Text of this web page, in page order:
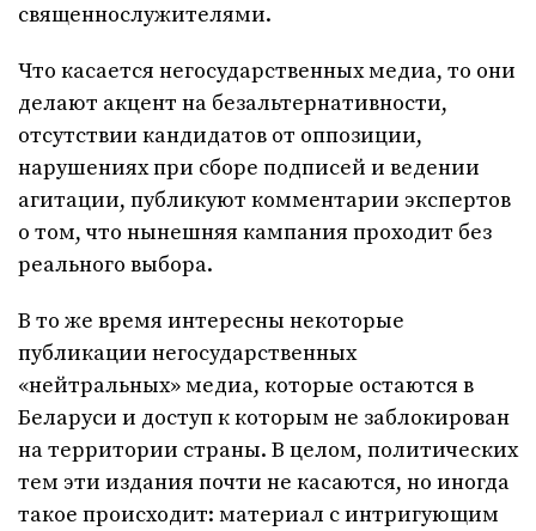
священнослужителями.
Что касается негосударственных медиа, то они
делают акцент на безальтернативности,
отсутствии кандидатов от оппозиции,
нарушениях при сборе подписей и ведении
агитации, публикуют комментарии экспертов
о том, что нынешняя кампания проходит без
реального выбора.
В то же время интересны некоторые
публикации негосударственных
«нейтральных» медиа, которые остаются в
Беларуси и доступ к которым не заблокирован
на территории страны. В целом, политических
тем эти издания почти не касаются, но иногда
такое происходит: материал с интригующим